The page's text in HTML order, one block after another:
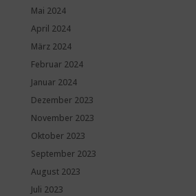
Mai 2024
April 2024
März 2024
Februar 2024
Januar 2024
Dezember 2023
November 2023
Oktober 2023
September 2023
August 2023
Juli 2023